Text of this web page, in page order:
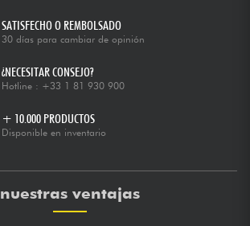
SATISFECHO O REMBOLSADO
30 días para cambiar de opinión
¿NECESITAR CONSEJO?
Hotline : +33 1 81 930 900
+ 10.000 PRODUCTOS
Disponible en inventario
nuestras ventajas